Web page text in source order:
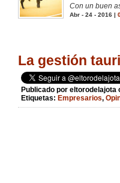
Con un buen
Abr - 24 - 2016 |
La gestión
Publicado por eltorodelajota
Etiquetas: Empresarios,